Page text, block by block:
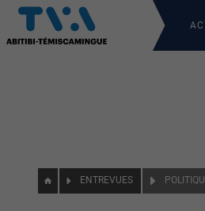
ENTREVUES